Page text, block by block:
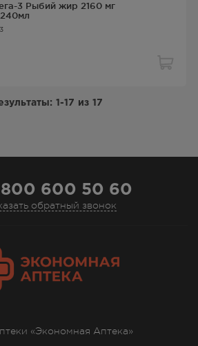
3 Рыбий жир 2160 мг
1-17 из 17
800 600 50 60
обратный звонок
«Экономная Аптека»